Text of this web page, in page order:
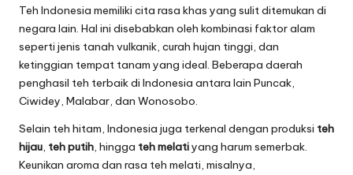
Teh Indonesia memiliki cita rasa khas yang sulit ditemukan di
negara lain. Hal ini disebabkan oleh kombinasi faktor alam
seperti jenis tanah vulkanik, curah hujan tinggi, dan
ketinggian tempat tanam yang ideal. Beberapa daerah
penghasil teh terbaik di Indonesia antara lain Puncak,
Ciwidey, Malabar, dan Wonosobo.
Selain teh hitam, Indonesia juga terkenal dengan produksi teh
hijau, teh putih, hingga teh melatiyang harum semerbak.
Keunikan aroma dan rasa teh melati, misalnya,